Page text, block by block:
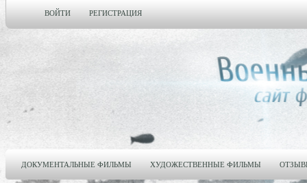
ВОЙТИ РЕГИСТРАЦИЯ
ДОКУМЕНТАЛЬНЫЕ ФИЛЬМЫ ХУДОЖЕСТВЕННЫЕ ФИЛЬМЫ